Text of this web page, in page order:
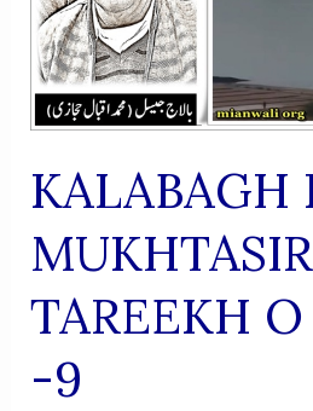
KALABAGH
MUKHTASIR
TAREEKH
-9